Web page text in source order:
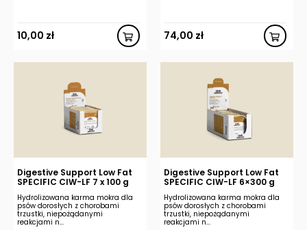
10,00 zł 74,00 zł
Digestive Support Low Fat
SPECIFIC CIW-LF 7 x 100 g
Hydrolizowana karma mokra dla
psów dorosłych z chorobami
trzustki, niepożądanymi
reakcjami n...
Digestive Support Low Fat
SPECIFIC CIW-LF 6×300 g
Hydrolizowana karma mokra dla
psów dorosłych z chorobami
trzustki, niepożądanymi
reakcjami n...